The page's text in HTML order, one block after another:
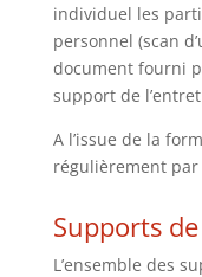
individuel les
personnel (scan
document fourni
support de
A l’issue de la
régulièrement par
Supports
L’ensemble des